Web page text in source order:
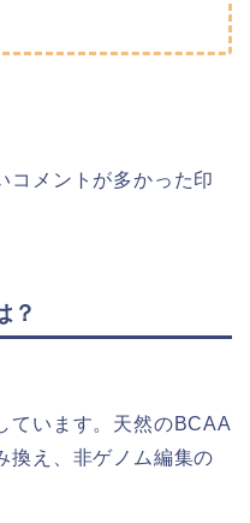
コメントが多かった印
？
ています。天然のBCAA
換え、非ゲノム編集の